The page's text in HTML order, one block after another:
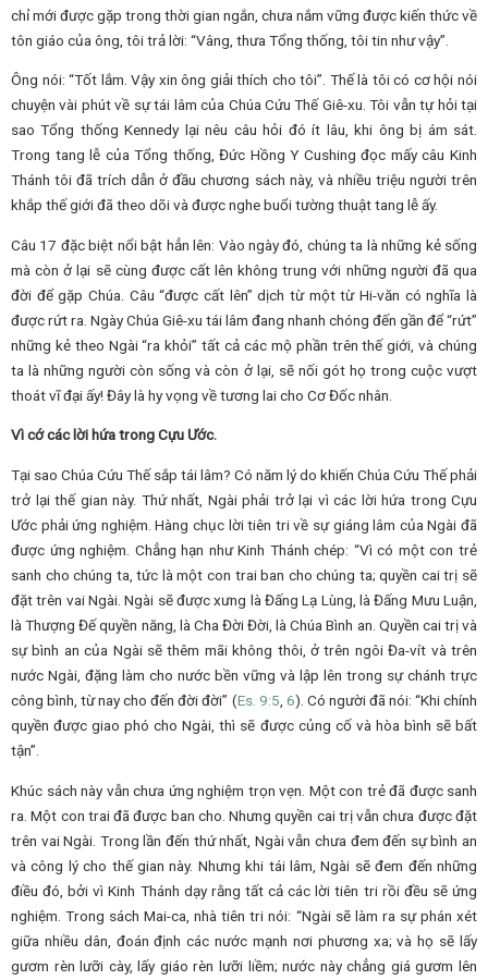
chỉ mới được gặp trong thời gian ngắn, chưa nắm vững được kiến thức về
tôn giáo của ông, tôi trả lời: “Vâng, thưa Tổng thống, tôi tin như vậy”.
Ông nói: “Tốt lắm. Vậy xin ông giải thích cho tôi”. Thế là tôi có cơ hội nói
chuyện vài phút về sự tái lâm của Chúa Cứu Thế Giê-xu. Tôi vẫn tự hỏi tại
sao Tổng thống Kennedy lại nêu câu hỏi đó ít lâu, khi ông bị ám sát.
Trong tang lễ của Tổng thống, Đức Hồng Y Cushing đọc mấy câu Kinh
Thánh tôi đã trích dẫn ở đầu chương sách này, và nhiều triệu người trên
khắp thế giới đã theo dõi và được nghe buổi tường thuật tang lễ ấy.
Câu 17 đặc biệt nổi bật hẳn lên: Vào ngày đó, chúng ta là những kẻ sống
mà còn ở lại sẽ cùng được cất lên không trung với những người đã qua
đời để gặp Chúa. Câu “được cất lên” dịch từ một từ Hi-văn có nghĩa là
được rứt ra. Ngày Chúa Giê-xu tái lâm đang nhanh chóng đến gần để “rứt”
những kẻ theo Ngài “ra khỏi” tất cả các mộ phần trên thế giới, và chúng
ta là những người còn sống và còn ở lại, sẽ nối gót họ trong cuộc vượt
thoát vĩ đại ấy! Đây là hy vọng về tương lai cho Cơ Đốc nhân.
Vì cớ các lời hứa trong Cựu Ước.
Tại sao Chúa Cứu Thế sắp tái lâm? Có năm lý do khiến Chúa Cứu Thế phải
trở lại thế gian này. Thứ nhất, Ngài phải trở lại vì các lời hứa trong Cựu
Ước phải ứng nghiệm. Hàng chục lời tiên tri về sự giáng lâm của Ngài đã
được ứng nghiệm. Chẳng hạn như Kinh Thánh chép: “Vì có một con trẻ
sanh cho chúng ta, tức là một con trai ban cho chúng ta; quyền cai trị sẽ
đặt trên vai Ngài. Ngài sẽ được xưng là Đấng Lạ Lùng, là Đấng Mưu Luận,
là Thượng Đế quyền năng, là Cha Đời Đời, là Chúa Bình an. Quyền cai trị và
sự bình an của Ngài sẽ thêm mãi không thôi, ở trên ngôi Đa-vít và trên
nước Ngài, đặng làm cho nước bền vững và lập lên trong sự chánh trực
công bình, từ nay cho đến đời đời” (Es. 9:5 6). Có người đã nói: “Khi chính
quyền được giao phó cho Ngài, thì sẽ được củng cố và hòa bình sẽ bất
tận”.
Khúc sách này vẫn chưa ứng nghiệm trọn vẹn. Một con trẻ đã được sanh
ra. Một con trai đã được ban cho. Nhưng quyền cai trị vẫn chưa được đặt
trên vai Ngài. Trong lần đến thứ nhất, Ngài vẫn chưa đem đến sự bình an
và công lý cho thế gian này. Nhưng khi tái lâm, Ngài sẽ đem đến những
điều đó, bởi vì Kinh Thánh dạy rằng tất cả các lời tiên tri rồi đều sẽ ứng
nghiệm. Trong sách Mai-ca, nhà tiên tri nói: “Ngài sẽ làm ra sự phán xét
giữa nhiều dân, đoán định các nước mạnh nơi phương xa; và họ sẽ lấy
gươm rèn lưỡi cày, lấy giáo rèn lưỡi liềm; nước này chẳng giá gươm lên